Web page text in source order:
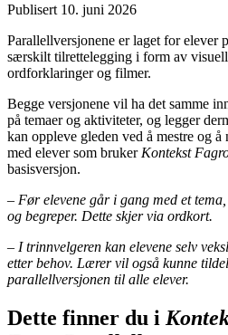
Publisert 10. juni 2026
Parallellversjonene er laget for elever
særskilt tilrettelegging i form av visuell
ordforklaringer og filmer.
Begge versjonene vil ha det samme
på temaer og aktiviteter, og legger
kan oppleve gleden ved å mestre og å
med elever som bruker Kontekst
basisversjon.
– Før elevene går i gang med et
og begreper. Dette skjer via ordkort.
– I trinnvelgeren kan elevene selv
etter behov. Lærer vil også kunne
parallellversjonen til alle elever.
Dette finner du i